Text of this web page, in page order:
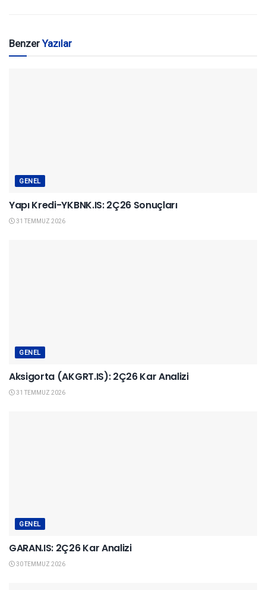
BenzerYazılar
GENEL
Yapı Kredi-YKBNK.IS: 2Ç26 Sonuçları
31 TEMMUZ 2026
GENEL
Aksigorta (AKGRT.IS): 2Ç26 Kar Analizi
31 TEMMUZ 2026
GENEL
GARAN.IS: 2Ç26 Kar Analizi
30 TEMMUZ 2026